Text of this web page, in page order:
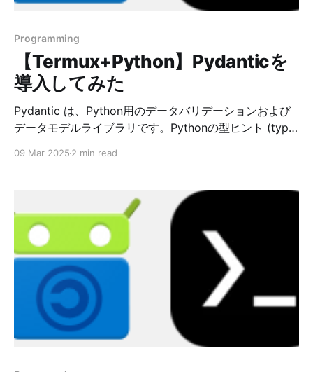
Programming
【Termux+Python】Pydanticを
導入してみた
Pydantic は、Python用のデータバリデーションおよび
データモデルライブラリです。Pythonの型ヒント (type
使うだけで、詳細なバリデーション処理を簡単に定義で
きる。 * 可読性の向上データモデルが明確になり、コー
ドの可読性が高まる。 * エラー対応が楽になるバリデー
ションエラーが詳細に表示され、デバッグしやすい。 *
API開発が効率化FastAPIなどと組み合わせると、エンド
ポイントのパラメータバリデーションやスキーマ生成が
簡単。 * 型変換が便利データベースや外部APIから取得
したデータの変換が容易。 Pydanticの導入方法 1. Rust
をインストールする pydantic v2は高速化のために一部
をRustで実装しており、デフォルトでビルド時にRustコ
09 Mar 2025 2 min read